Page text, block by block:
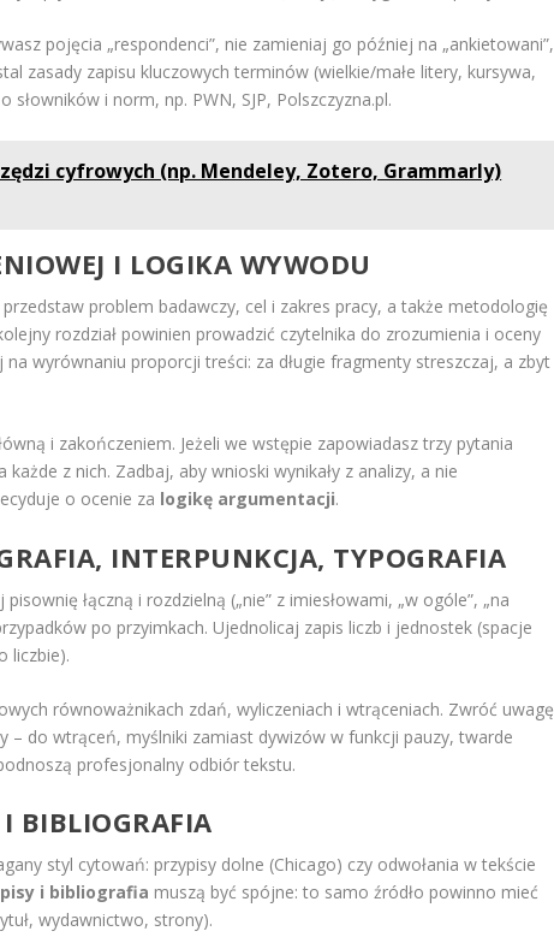
pojęcia „respondenci”, nie zamieniaj go później na „ankietowani”,
zasady zapisu kluczowych terminów (wielkie/małe litery, kursywa,
i norm, np. PWN, SJP, Polszczyzna.pl.
cyfrowych (np. Mendeley, Zotero, Grammarly)
I LOGIKA WYWODU
problem badawczy, cel i zakres pracy, a także metodologię
rozdział powinien prowadzić czytelnika do zrozumienia i oceny
na wyrównaniu proporcji treści: za długie fragmenty streszczaj, a zbyt
i zakończeniem. Jeżeli we wstępie zapowiadasz trzy pytania
z nich. Zadbaj, aby wnioski wynikały z analizy, a nie
o ocenie za logikę argumentacji.
INTERPUNKCJA, TYPOGRAFIA
łączną i rozdzielną („nie” z imiesłowami, „w ogóle”, „na
po przyimkach. Ujednolicaj zapis liczb i jednostek (spacje
liczbie).
równoważnikach zdań, wyliczeniach i wtrąceniach. Zwróć uwagę
– do wtrąceń, myślniki zamiast dywizów w funkcji pauzy, twarde
profesjonalny odbiór tekstu.
BIBLIOGRAFIA
styl cytowań: przypisy dolne (Chicago) czy odwołania w tekście
i bibliografia muszą być spójne: to samo źródło powinno mieć
wydawnictwo, strony).